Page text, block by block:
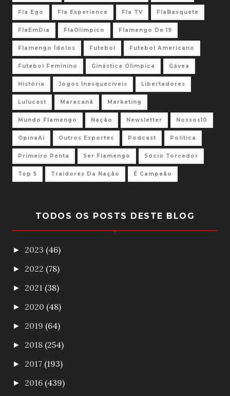
Fla Ego Fla Experience Fla TV FlaBasquete
FlaEmDia FlaOlímpico Flamengo De 19
Flamengo Ídolos Futebol Futebol Americano
Futebol Feminino Ginástica Olimpica Gávea
História Jogos Inesquecíveis Libertadores
Lulucast Maracanã Marketing
Mundo Flamengo Nação Newsletter Nossos10
OpinaAi Outros Esportes Podcast Política
Primeiro Penta Ser Flamengo Sócio Torcedor
Top 5 Traidores Da Nação É Campeão
TODOS OS POSTS DESTE BLOG
► 2023 (46)
► 2022 (78)
► 2021 (38)
► 2020 (48)
► 2019 (64)
► 2018 (254)
► 2017 (193)
► 2016 (439)